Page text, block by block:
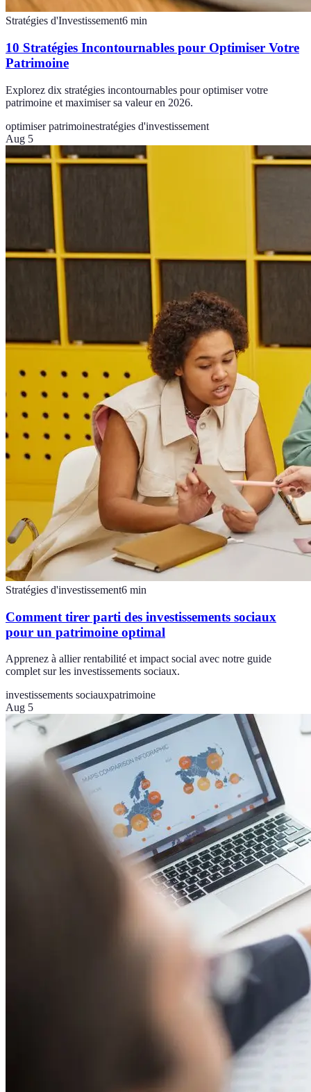
Stratégies d'Investissement6 min
10 Stratégies Incontournables pour Optimiser Votre
Patrimoine
Explorez dix stratégies incontournables pour optimiser votre
patrimoine et maximiser sa valeur en 2026.
optimiser patrimoinestratégies d'investissement
Aug 5
Stratégies d'investissement6 min
Comment tirer parti des investissements sociaux
pour un patrimoine optimal
Apprenez à allier rentabilité et impact social avec notre guide
complet sur les investissements sociaux.
investissements sociauxpatrimoine
Aug 5